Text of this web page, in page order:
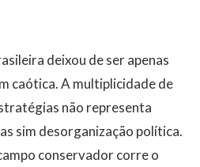
deixou de ser apenas
caótica. A multiplicidade de
não representa
sim desorganização política.
conservador corre o